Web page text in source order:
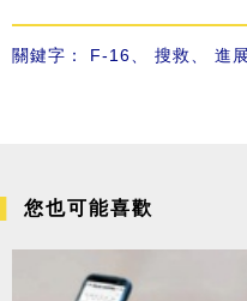
關鍵字： F-16、 搜救、 進展
您也可能喜歡